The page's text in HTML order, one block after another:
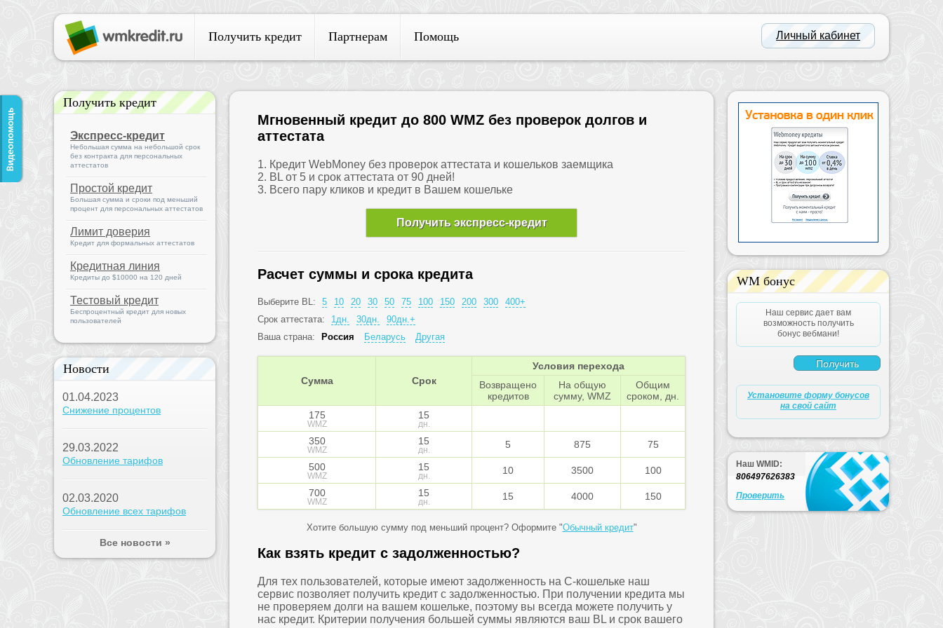
Получить кредит Партнерам Помощь Личный кабинет
Получить кредит
Экспресс-кредит
Небольшая сумма на небольшой срок
без контракта для персональных
аттестатов
Простой кредит
Большая сумма и сроки под меньший
процент для персональных аттестатов
Лимит доверия
Кредит для формальных аттестатов
Кредитная линия
Кредиты до $10000 на 120 дней
Тестовый кредит
Беспроцентный кредит для новых
пользователей
Новости
01.04.2023
Снижение процентов
29.03.2022
Обновление тарифов
02.03.2020
Обновление всех тарифов
Все новости »
Мгновенный кредит до 800 WMZ без проверок долгов и
аттестата
1. Кредит WebMoney без проверок аттестата и кошельков заемщика
2. BL от 5 и срок аттестата от 90 дней!
3. Всего пару кликов и кредит в Вашем кошельке
Получить экспресс-кредит
Расчет суммы и срока кредита
Выберите BL: 5 10 20 30 50 75 100 150 200 300
400+
Срок аттестата:
1дн. 30дн.
90дн.+
Ваша страна:
Россия Беларусь Другая
Сумма Срок
Условия перехода
Возвращено
кредитов
На общую
сумму, WMZ
Общим
сроком, дн.
175
WMZ
15
дн.
350
WMZ
15
дн. 5 875
75
500
WMZ
15
дн. 10 3500
100
700
WMZ
15
дн. 15 4000 150
Хотите большую сумму под меньший процент? Оформите "Обычный кредит"
Как взять кредит с задолженностью?
Для тех пользователей, которые имеют задолженность на C-кошельке наш
сервис позволяет получить кредит с задолженностью. При получении кредита мы
не проверяем долги на вашем кошельке, поэтому вы всегда можете получить у
нас кредит. Критерии получения большей суммы являются ваш BL и срок вашего
WM бонус
Наш сервис дает вам
возможность получить
бонус вебмани!
Установите форму бонусов
на свой сайт
Наш WMID:
806497626383
Проверить